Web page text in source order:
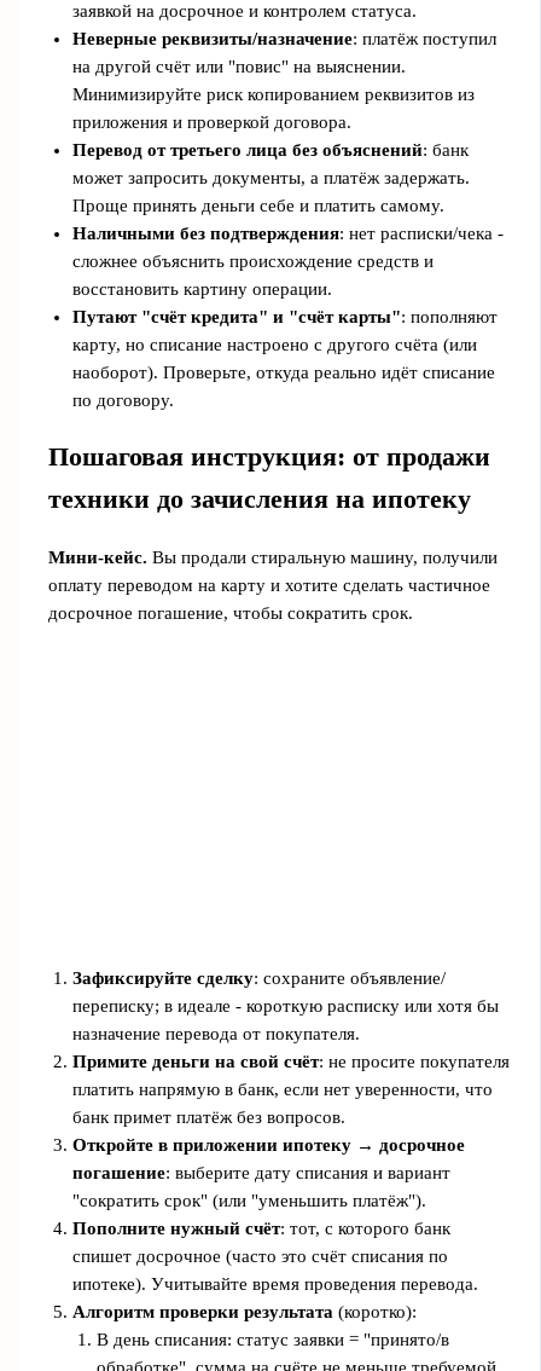
заявкой на досрочное и контролем статуса.
Неверные реквизиты/назначение: платёж поступил
на другой счёт или "повис" на выяснении.
Минимизируйте риск копированием реквизитов из
приложения и проверкой договора.
Перевод от третьего лица без объяснений: банк
может запросить документы, а платёж задержать.
Проще принять деньги себе и платить самому.
Наличными без подтверждения: нет расписки/чека -
сложнее объяснить происхождение средств и
восстановить картину операции.
Путают "счёт кредита" и "счёт карты": пополняют
карту, но списание настроено с другого счёта (или
наоборот). Проверьте, откуда реально идёт списание
по договору.
Пошаговая инструкция: от продажи
техники до зачисления на ипотеку
Мини-кейс. Вы продали стиральную машину, получили
оплату переводом на карту и хотите сделать частичное
досрочное погашение, чтобы сократить срок.
Зафиксируйте сделку: сохраните объявление/
переписку; в идеале - короткую расписку или хотя бы
назначение перевода от покупателя.
Примите деньги на свой счёт: не просите покупателя
платить напрямую в банк, если нет уверенности, что
банк примет платёж без вопросов.
Откройте в приложении ипотеку → досрочное
погашение: выберите дату списания и вариант
"сократить срок" (или "уменьшить платёж").
Пополните нужный счёт: тот, с которого банк
спишет досрочное (часто это счёт списания по
ипотеке). Учитывайте время проведения перевода.
Алгоритм проверки результата (коротко):
В день списания: статус заявки = "принято/в
обработке", сумма на счёте не меньше требуемой.